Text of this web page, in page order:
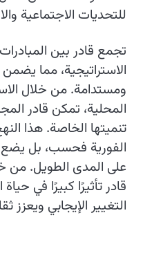
للتحديات الاجتماعية
تجمع قادر بين
الاستراتيجية، مما
ومستدامة. من خلال
المحلية، تمكن قادر
تنميتها الخاصة. هذا
الفورية فحسب، بل يضع
على المدى الطويل. من
قادر تأثيرًا كبيرًا في
التغيير الإيجابي ويعزز